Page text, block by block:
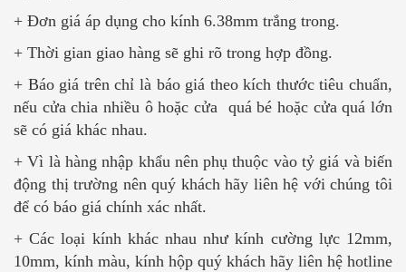
+ Đơn giá áp dụng cho kính 6.38mm trắng trong.
+ Thời gian giao hàng sẽ ghi rõ trong hợp đồng.
+ Báo giá trên chỉ là báo giá theo kích thước tiêu chuẩn,
nếu cửa chia nhiều ô hoặc cửa quá bé hoặc cửa quá lớn
sẽ có giá khác nhau.
+ Vì là hàng nhập khẩu nên phụ thuộc vào tỷ giá và biến
động thị trường nên quý khách hãy liên hệ với chúng tôi
để có báo giá chính xác nhất.
+ Các loại kính khác nhau như kính cường lực 12mm,
10mm, kính màu, kính hộp quý khách hãy liên hệ hotline